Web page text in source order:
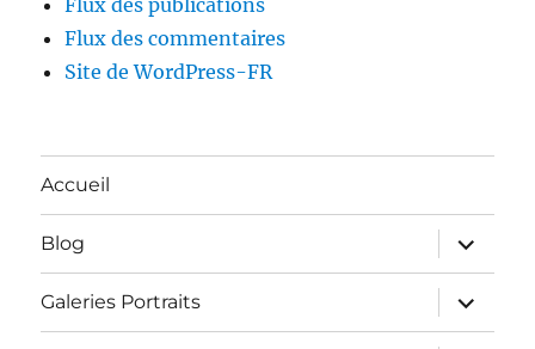
Flux des commentaires
Site de WordPress-FR
Accueil
Blog
ouvrir
le
sous-
menu
Galeries Portraits
ouvrir
le
sous-